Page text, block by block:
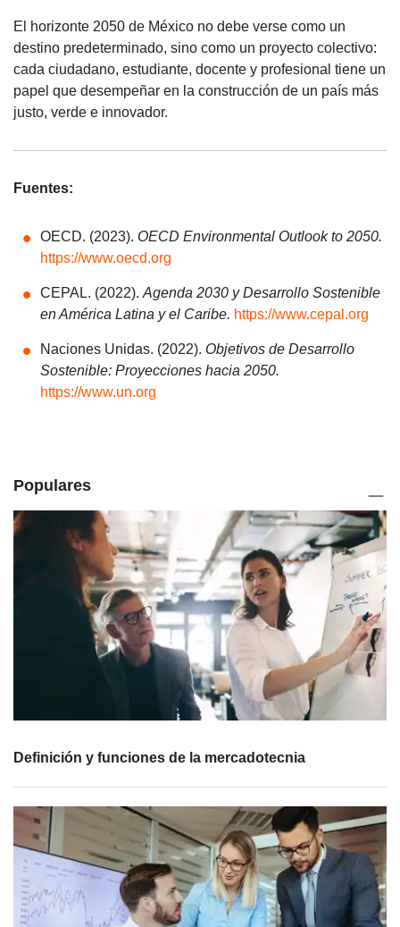
El horizonte 2050 de México no debe verse como un
destino predeterminado, sino como un proyecto colectivo:
cada ciudadano, estudiante, docente y profesional tiene un
papel que desempeñar en la construcción de un país más
justo, verde e innovador.
Fuentes:
OECD. (2023). OECD Environmental Outlook to 2050.
https://www.oecd.org
CEPAL. (2022). Agenda 2030 y Desarrollo Sostenible
en América Latina y el Caribe. https://www.cepal.org
Naciones Unidas. (2022). Objetivos de Desarrollo
Sostenible: Proyecciones hacia 2050.
https://www.un.org
Populares
Definición y funciones de la mercadotecnia